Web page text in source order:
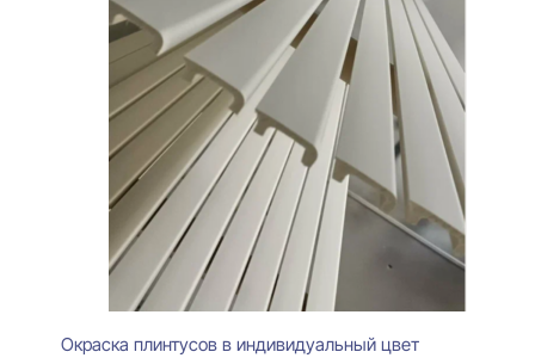
Окраска плинтусов в индивидуальный цвет